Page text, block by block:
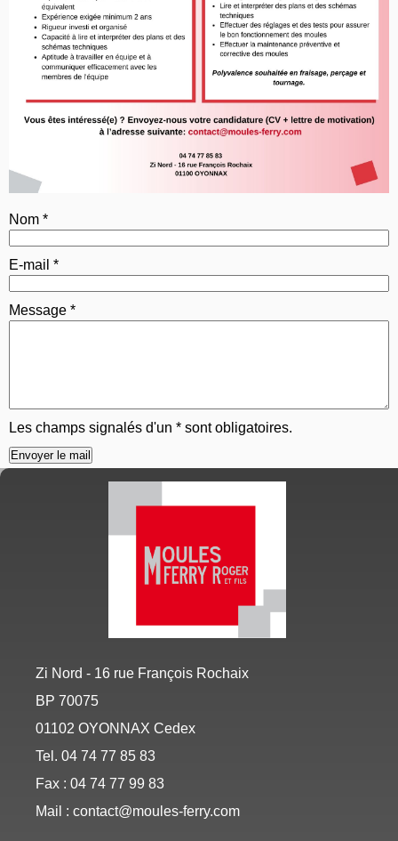
Nom *
E-mail *
Message *
Les champs signalés d'un * sont obligatoires.
Zi Nord - 16 rue François Rochaix
BP 70075
01102 OYONNAX Cedex
Tel. 04 74 77 85 83
Fax : 04 74 77 99 83
Mail : contact@moules-ferry.com